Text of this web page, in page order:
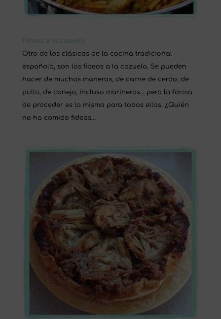
Fideos a la cazuela
Otro de los clásicos de la cocina tradicional
española, son los fideos a la cazuela. Se pueden
hacer de muchas maneras, de carne de cerdo, de
pollo, de conejo, incluso marineros… pero la forma
de proceder es la misma para todos ellos. ¿Quién
no ha comido fideos...